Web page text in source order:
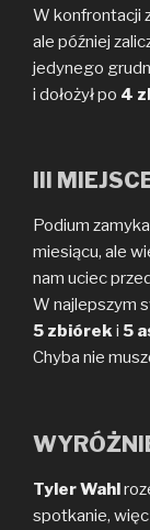
W konfrontacji
ale później
jedynego
i dołożył po 4
III
Podium
miesiącu, ale
nam uciec
W najlepszym
5 zbióreki 5
Chyba nie
Tyler Wahl
spotkanie, więc